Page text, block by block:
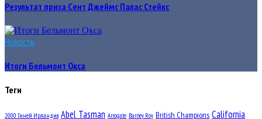
Результат приза Сент Джеймс Палас Стейкс
Новости
Итоги Бельмонт Окса
Теги
2000 Гиней Ирландия Abel Tasman Arrogate Barney Roy British Champions California